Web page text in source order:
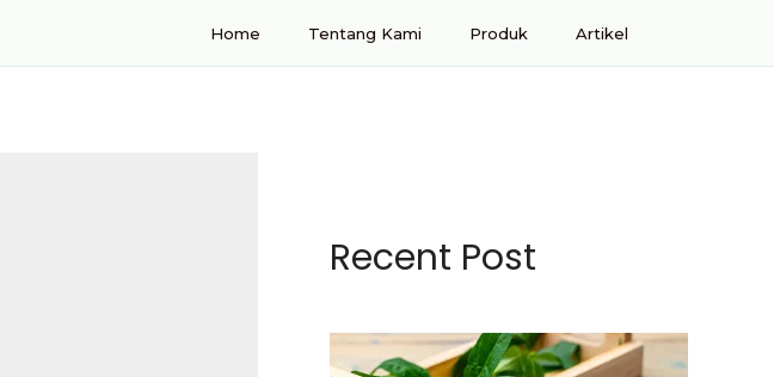
Home Tentang Kami Produk Artikel
Recent Post